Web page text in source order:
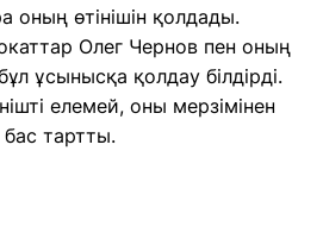
оның өтінішін қолдады.
Олег Чернов пен оның
ұсынысқа қолдау білдірді.
елемей, оны мерзімінен
тартты.